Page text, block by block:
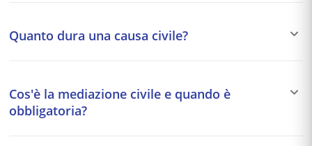
Quanto dura una causa civile?
semplici fino a 5-10 anni per quelle più articolate. Per
questo motivo si preferisce spesso una soluzione
Cos'è la mediazione civile e quando è
obbligatoria?